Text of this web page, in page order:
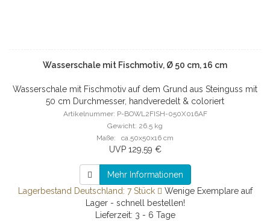
Wasserschale mit Fischmotiv, Ø 50 cm, 16 cm
Wasserschale mit Fischmotiv auf dem Grund aus Steinguss mit
50 cm Durchmesser, handveredelt & coloriert
Artikelnummer: P-BOWL2FISH-050X016AF
Gewicht: 26.5 kg
Maße: ca.50x50x16 cm
UVP 129,59 €
Mehr Informationen
Lagerbestand Deutschland: 7 Stück
Wenige Exemplare auf
Lager - schnell bestellen!
Lieferzeit: 3 - 6 Tage